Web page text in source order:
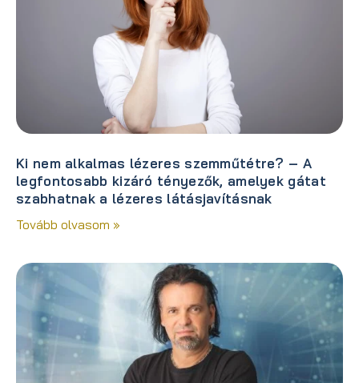
Ki nem alkalmas lézeres szemműtétre? – A
legfontosabb kizáró tényezők, amelyek gátat
szabhatnak a lézeres látásjavításnak
Tovább olvasom »